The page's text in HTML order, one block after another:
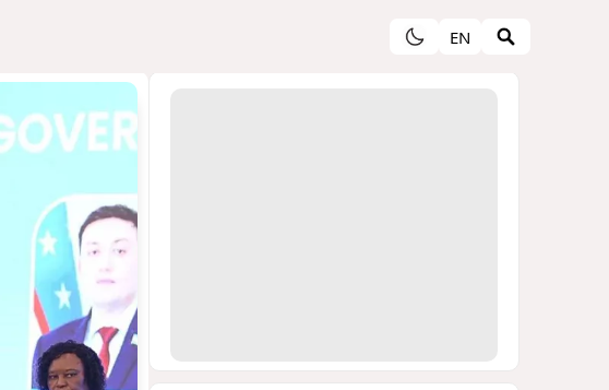
EN